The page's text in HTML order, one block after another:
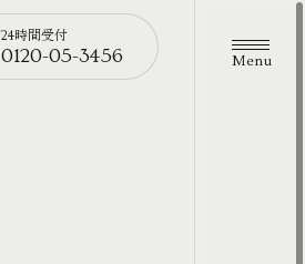
24時間受付
0120-05-3456 メニ